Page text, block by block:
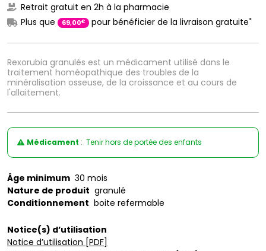
Rexorubia granulés est un médicament utilisé dans le
traitement homéopathique des troubles de la
minéralisation osseuse, de la croissance et au cours de
l'allaitement.
Retrait gratuit en 2h à la pharmacie
Plus que
69,00€ pour bénéficier de la livraison gratuite*
Médicament : Tenir hors de portée des enfants
Âge minimum 30 mois
Nature de produit granulé
Conditionnement boite refermable
Notice(s) d’utilisation
Notice d’utilisation [PDF]